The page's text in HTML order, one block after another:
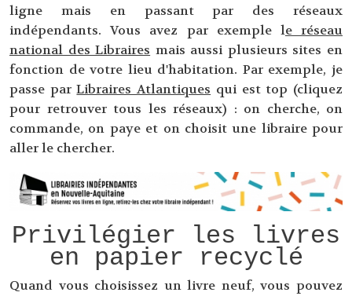
ligne mais en passant par des réseaux
indépendants. Vous avez par exemple le réseau
national des Libraires mais aussi plusieurs sites en
fonction de votre lieu d'habitation. Par exemple, je
passe parLibraires Atlantiques qui est top (cliquez
pour retrouver tous les réseaux) : on cherche, on
commande, on paye et on choisit une libraire pour
aller le chercher.
Privilégier les livres
en papier recyclé
Quand vous choisissez un livre neuf, vous pouvez